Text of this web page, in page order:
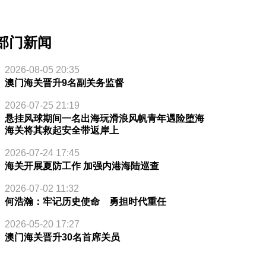
门新闻
2026-08-05 20:35
澳门海关晋升9名副关务监督
2026-07-25 21:19
悬挂风球期间一名出海玩滑浪风帆青年遇险堕海
海关将其救起安全带返岸上
2026-07-24 17:45
海关开展夏防工作 加强内港海陆巡查
2026-07-02 11:32
何浩瀚：牢记历史使命 勇担时代重任
2026-05-20 17:27
澳门海关晋升30名首席关员